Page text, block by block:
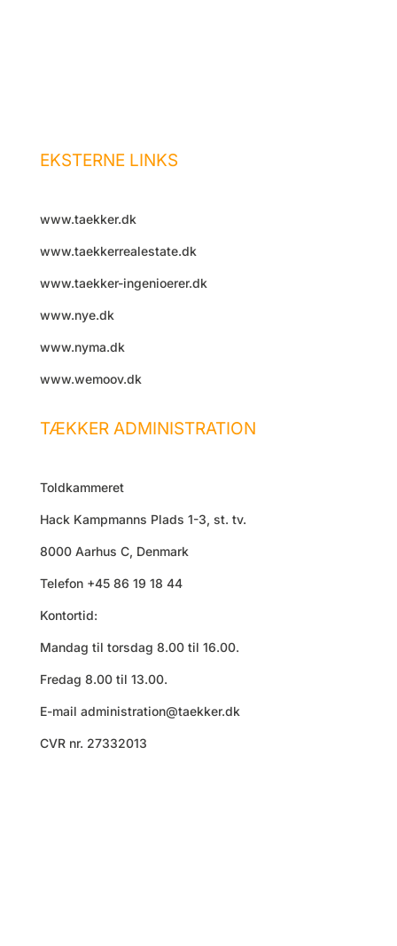
EKSTERNE LINKS
www.taekker.dk
www.taekkerrealestate.dk
www.taekker-ingenioerer.dk
www.nye.dk
www.nyma.dk
www.wemoov.dk
TÆKKER ADMINISTRATION
Toldkammeret
Hack Kampmanns Plads 1-3, st. tv.
8000 Aarhus C, Denmark
Telefon +45 86 19 18 44
Kontortid:
Mandag til torsdag 8.00 til 16.00.
Fredag 8.00 til 13.00.
E-mail administration@taekker.dk
CVR nr. 27332013